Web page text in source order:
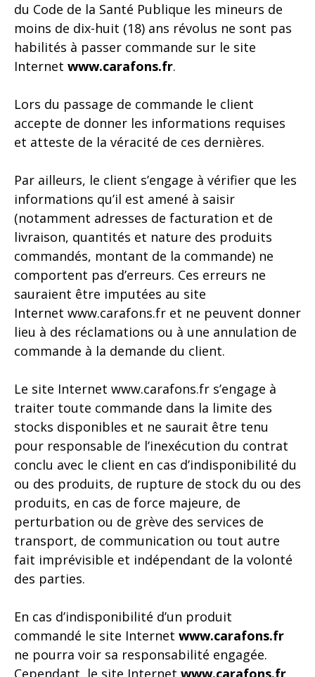
du Code de la Santé Publique les mineurs de
moins de dix-huit (18) ans révolus ne sont pas
habilités à passer commande sur le site
Internet www.carafons.fr.
Lors du passage de commande le client
accepte de donner les informations requises
et atteste de la véracité de ces dernières.
Par ailleurs, le client s’engage à vérifier que les
informations qu’il est amené à saisir
(notamment adresses de facturation et de
livraison, quantités et nature des produits
commandés, montant de la commande) ne
comportent pas d’erreurs. Ces erreurs ne
sauraient être imputées au site
Internet www.carafons.fr et ne peuvent donner
lieu à des réclamations ou à une annulation de
commande à la demande du client.
Le site Internet www.carafons.fr s’engage à
traiter toute commande dans la limite des
stocks disponibles et ne saurait être tenu
pour responsable de l’inexécution du contrat
conclu avec le client en cas d’indisponibilité du
ou des produits, de rupture de stock du ou des
produits, en cas de force majeure, de
perturbation ou de grève des services de
transport, de communication ou tout autre
fait imprévisible et indépendant de la volonté
des parties.
En cas d’indisponibilité d’un produit
commandé le site Internet www.carafons.fr
ne pourra voir sa responsabilité engagée.
Cependant, le site Internet www.carafons.fr